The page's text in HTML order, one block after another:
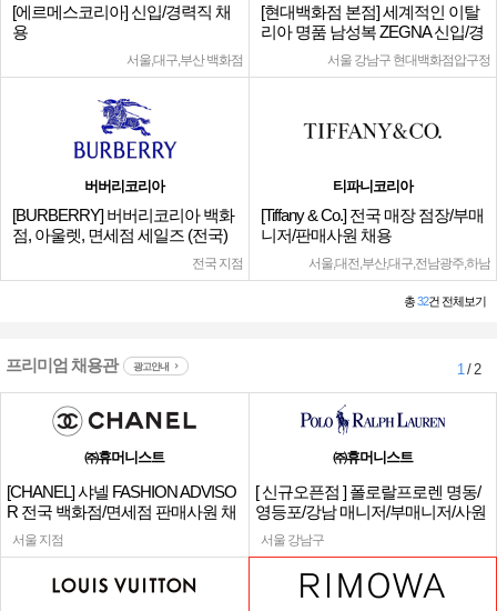
[에르메스코리아] 신입/경력직 채
용
서울,대구,부산 백화점
[현대백화점 본점] 세계적인 이탈
리아 명품 남성복 ZEGNA 신입/경
서울 강남구 현대백화점압구정
버버리코리아
[BURBERRY] 버버리코리아 백화
점, 아울렛, 면세점 세일즈 (전국)
전국 지점
티파니코리아
[Tiffany & Co.] 전국 매장 점장/부매
니저/판매사원 채용
서울,대전,부산,대구,전남광주,하남
총32건 전체보기
프리미엄 채용관 광고안내 1/ 2
㈜휴머니스트
[CHANEL] 샤넬 FASHION ADVISO
R 전국 백화점/면세점 판매사원 채
용
서울 지점
㈜휴머니스트
[ 신규오픈점 ] 폴로랄프로렌 명동/
영등포/강남 매니저/부매니저/사원
서울 강남구